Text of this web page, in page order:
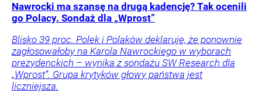
Nawrocki ma szansę na drugą kadencję? Tak ocenili
go Polacy. Sondaż dla „Wprost”
Blisko 39 proc. Polek i Polaków deklaruje, że ponownie
zagłosowałoby na Karola Nawrockiego w wyborach
prezydenckich – wynika z sondażu SW Research dla
„Wprost”. Grupa krytyków głowy państwa jest
liczniejsza.